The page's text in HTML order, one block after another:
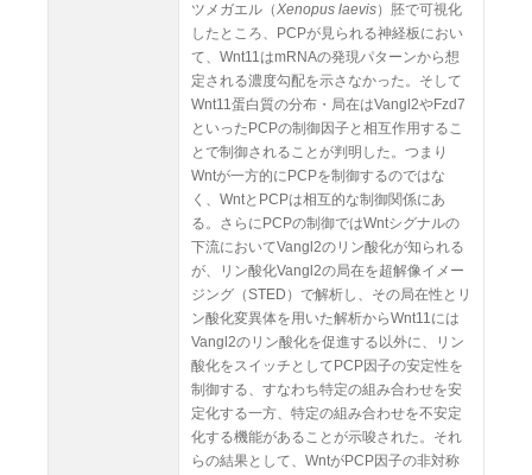
ツメガエル（Xenopus laevis）胚で可視化
したところ、PCPが見られる神経板におい
て、Wnt11はmRNAの発現パターンから想
定される濃度勾配を示さなかった。そして
Wnt11蛋白質の分布・局在はVangl2やFzd7
といったPCPの制御因子と相互作用するこ
とで制御されることが判明した。つまり
Wntが一方的にPCPを制御するのではな
く、WntとPCPは相互的な制御関係にあ
る。さらにPCPの制御ではWntシグナルの
下流においてVangl2のリン酸化が知られる
が、リン酸化Vangl2の局在を超解像イメー
ジング（STED）で解析し、その局在性とリ
ン酸化変異体を用いた解析からWnt11には
Vangl2のリン酸化を促進する以外に、リン
酸化をスイッチとしてPCP因子の安定性を
制御する、すなわち特定の組み合わせを安
定化する一方、特定の組み合わせを不安定
化する機能があることが示唆された。それ
らの結果として、WntがPCP因子の非対称